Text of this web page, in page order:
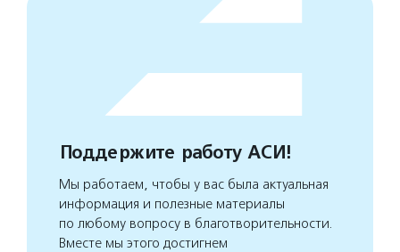
Поддержите работу АСИ!
Мы работаем, чтобы у вас была актуальная
информация и полезные материалы
по любому вопросу в благотворительности.
Вместе мы этого достигнем